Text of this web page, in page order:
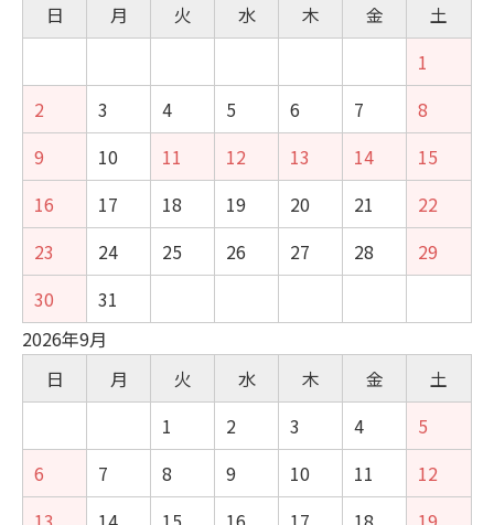
日
月 火 水 木 金
土
1
2
3 4 5 6 7
8
9
10 11 12 13 14
15
16
17 18 19 20 21
22
23
24 25 26 27 28
29
30
31
2026年9月
日
月 火 水 木 金
土
1
2 3 4
5
6
7 8 9 10 11
12